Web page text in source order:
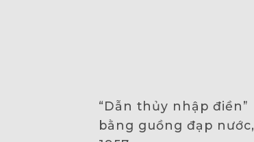
“Dẫn thủy nhập điền”
bằng guồng đạp nước,